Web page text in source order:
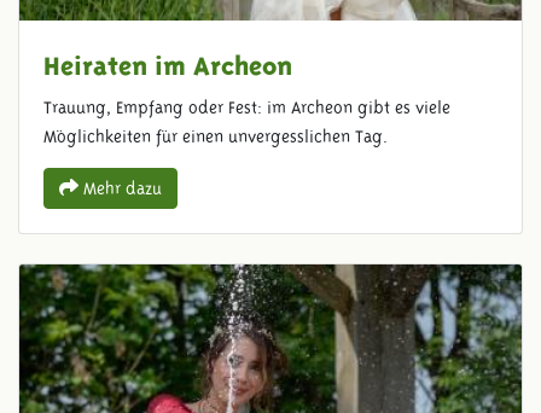
Heiraten im Archeon
Trauung, Empfang oder Fest: im Archeon gibt es viele
Möglichkeiten für einen unvergesslichen Tag.
Mehr dazu